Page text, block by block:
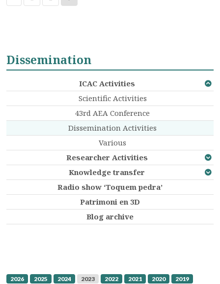
Dissemination
ICAC Activities
Scientific Activities
43rd AEA Conference
Dissemination Activities
Various
Researcher Activities
Knowledge transfer
Radio show ‘Toquem pedra’
Patrimoni en 3D
Blog archive
2026 2025 2024 2023 2022 2021 2020
2019